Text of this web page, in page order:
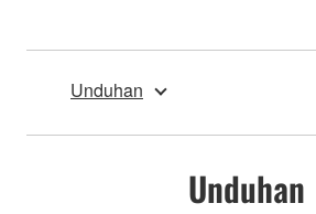
Unduhan
Unduhan